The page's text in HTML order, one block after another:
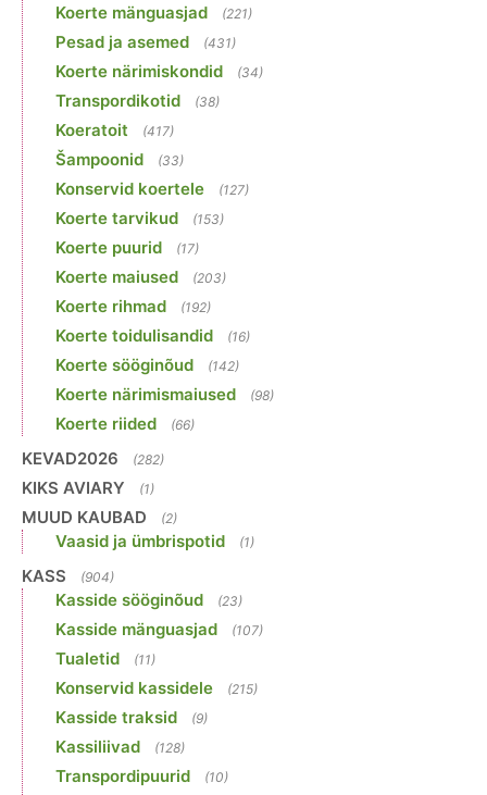
Koerte mänguasjad (221)
Pesad ja asemed (431)
Koerte närimiskondid (34)
Transpordikotid (38)
Koeratoit (417)
Šampoonid (33)
Konservid koertele (127)
Koerte tarvikud (153)
Koerte puurid (17)
Koerte maiused (203)
Koerte rihmad (192)
Koerte toidulisandid (16)
Koerte sööginõud (142)
Koerte närimismaiused (98)
Koerte riided (66)
KEVAD2026 (282)
KIKS AVIARY (1)
MUUD KAUBAD (2)
Vaasid ja ümbrispotid (1)
KASS (904)
Kasside sööginõud (23)
Kasside mänguasjad (107)
Tualetid (11)
Konservid kassidele (215)
Kasside traksid (9)
Kassiliivad (128)
Transpordipuurid (10)